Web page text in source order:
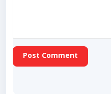
Post Comment